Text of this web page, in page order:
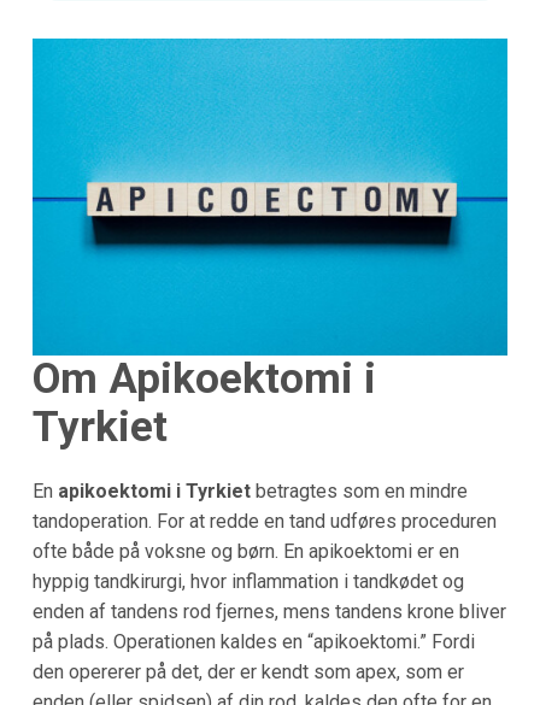
Om Apikoektomi i
Tyrkiet
En apikoektomi i Tyrkietbetragtes som en mindre
tandoperation. For at redde en tand udføres proceduren
ofte både på voksne og børn. En apikoektomi er en
hyppig tandkirurgi, hvor inflammation i tandkødet og
enden af tandens rod fjernes, mens tandens krone bliver
på plads. Operationen kaldes en “apikoektomi.” Fordi
den opererer på det, der er kendt som apex, som er